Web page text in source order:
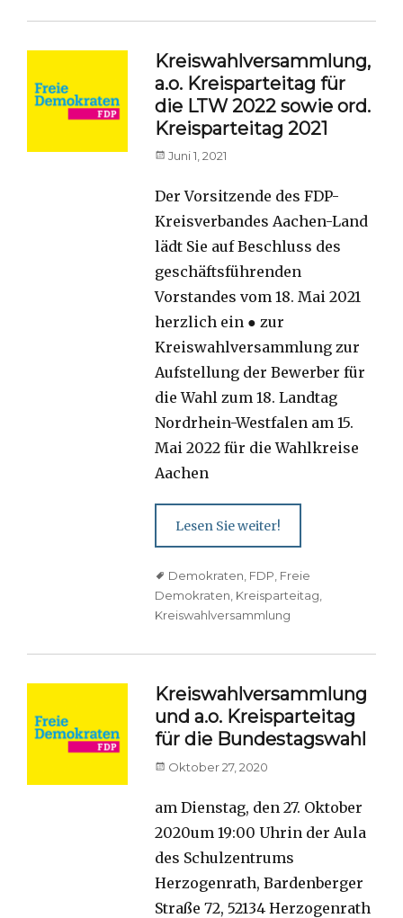
Kreiswahlversammlung,
a.o. Kreisparteitag für
die LTW 2022 sowie ord.
Kreisparteitag 2021
Posted
Juni 1, 2021
Der Vorsitzende des FDP-
Kreisverbandes Aachen-Land
lädt Sie auf Beschluss des
geschäftsführenden
Vorstandes vom 18. Mai 2021
herzlich ein ● zur
Kreiswahlversammlung zur
Aufstellung der Bewerber für
die Wahl zum 18. Landtag
Nordrhein-Westfalen am 15.
Mai 2022 für die Wahlkreise
Aachen
Lesen Sie weiter!
TagsDemokraten, FDP, Freie
Demokraten, Kreisparteitag,
Kreiswahlversammlung
Kreiswahlversammlung
und a.o. Kreisparteitag
für die Bundestagswahl
Posted
Oktober 27, 2020
am Dienstag, den 27. Oktober
2020um 19:00 Uhrin der Aula
des Schulzentrums
Herzogenrath, Bardenberger
Straße 72, 52134 Herzogenrath